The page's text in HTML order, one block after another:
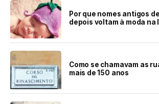
Por que nomes antigos
depois voltam à moda na
Como se chamavam as
mais de 150 anos